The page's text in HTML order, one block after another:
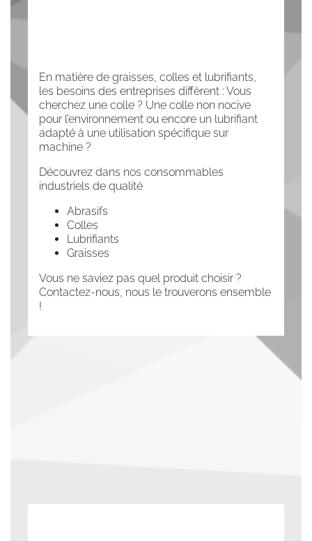
En matière de graisses, colles et lubrifiants,
les besoins des entreprises diffèrent : Vous
cherchez une colle ? Une colle non nocive
pour l’environnement ou encore un lubrifiant
adapté à une utilisation spécifique sur
machine ?
Découvrez dans nos consommables
industriels de qualité
Abrasifs
Colles
Lubrifiants
Graisses
Vous ne saviez pas quel produit choisir ?
Contactez-nous, nous le trouverons ensemble
!